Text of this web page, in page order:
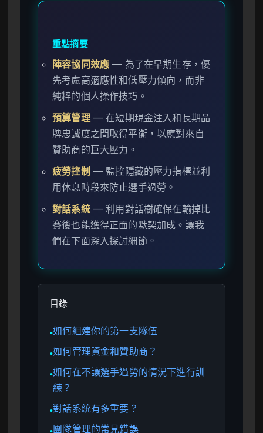
重點摘要
陣容協同效應 — 為了在早期生存，優
先考慮高適應性和低壓力傾向，而非
純粹的個人操作技巧。
預算管理— 在短期現金注入和長期品
牌忠誠度之間取得平衡，以應對來自
贊助商的巨大壓力。
疲勞控制 — 監控隱藏的壓力指標並利
用休息時段來防止選手過勞。
對話系統— 利用對話樹確保在輸掉比
賽後也能獲得正面的默契加成。讓我
們在下面深入探討細節。
目錄
●如何組建你的第一支隊伍
●如何管理資金和贊助商？
●如何在不讓選手過勞的情況下進行訓
練？
●對話系統有多重要？
● 團隊管理的常見錯誤